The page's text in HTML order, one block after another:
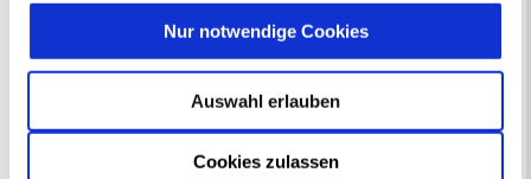
Cookies zulassen
Auswahl erlauben
Nur notwendige Cookies
Rund ums Ordnungsamt - Fragen von
A bis Z